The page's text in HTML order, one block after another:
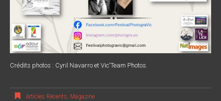
Crédits photos : Cyril Navarro et Vic'Team Photos.
Articles Récents, Magazine